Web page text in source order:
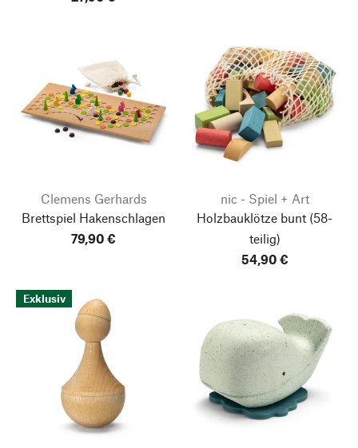
Clemens Gerhards
Brettspiel Hakenschlagen
79,90 €
nic - Spiel + Art
Holzbauklötze bunt (58-
teilig)
54,90 €
Exklusiv